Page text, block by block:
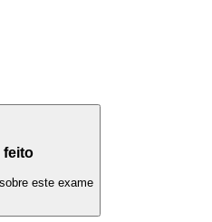
feito
este exame